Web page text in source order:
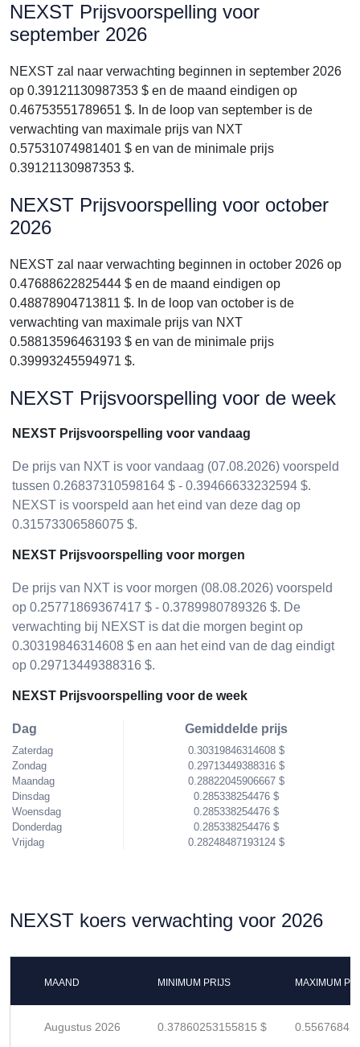
NEXST Prijsvoorspelling voor
september 2026
NEXST zal naar verwachting beginnen in september 2026
op 0.39121130987353 $ en de maand eindigen op
0.46753551789651 $. In de loop van september is de
verwachting van maximale prijs van NXT
0.57531074981401 $ en van de minimale prijs
0.39121130987353 $.
NEXST Prijsvoorspelling voor october
2026
NEXST zal naar verwachting beginnen in october 2026 op
0.47688622825444 $ en de maand eindigen op
0.48878904713811 $. In de loop van october is de
verwachting van maximale prijs van NXT
0.58813596463193 $ en van de minimale prijs
0.39993245594971 $.
NEXST Prijsvoorspelling voor de week
NEXST Prijsvoorspelling voor vandaag
De prijs van NXT is voor vandaag (07.08.2026) voorspeld
tussen 0.26837310598164 $ - 0.39466633232594 $.
NEXST is voorspeld aan het eind van deze dag op
0.31573306586075 $.
NEXST Prijsvoorspelling voor morgen
De prijs van NXT is voor morgen (08.08.2026) voorspeld
op 0.25771869367417 $ - 0.3789980789326 $. De
verwachting bij NEXST is dat die morgen begint op
0.30319846314608 $ en aan het eind van de dag eindigt
op 0.29713449388316 $.
NEXST Prijsvoorspelling voor de week
Dag
Zaterdag
Zondag
Maandag
Dinsdag
Woensdag
Donderdag
Vrijdag
Gemiddelde prijs
0.30319846314608 $
0.29713449388316 $
0.28822045906667 $
0.285338254476 $
0.285338254476 $
0.285338254476 $
0.28248487193124 $
NEXST koers verwachting voor 2026
MAAND MINIMUM PRIJS MAXIMUM
Augustus 2026 0.37860253155815 $